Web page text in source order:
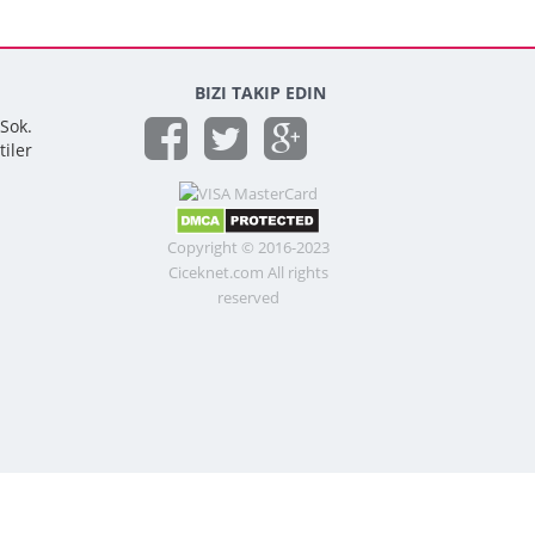
BIZI TAKIP EDIN
Copyright © 2016-2023
Ciceknet.com All rights
reserved